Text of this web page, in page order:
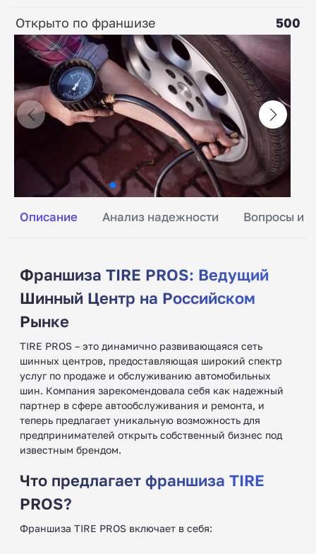
Описание Анализ надежности Вопросы и
Франшиза TIRE PROS: Ведущий
Шинный Центр на Российском
Рынке
TIRE PROS – это динамично развивающаяся сеть
шинных центров, предоставляющая широкий спектр
услуг по продаже и обслуживанию автомобильных
шин. Компания зарекомендовала себя как надежный
партнер в сфере автообслуживания и ремонта, и
теперь предлагает уникальную возможность для
предпринимателей открыть собственный бизнес под
известным брендом.
Что предлагает франшиза TIRE
PROS?
Франшиза TIRE PROS включает в себя:
Открыто по франшизе
500